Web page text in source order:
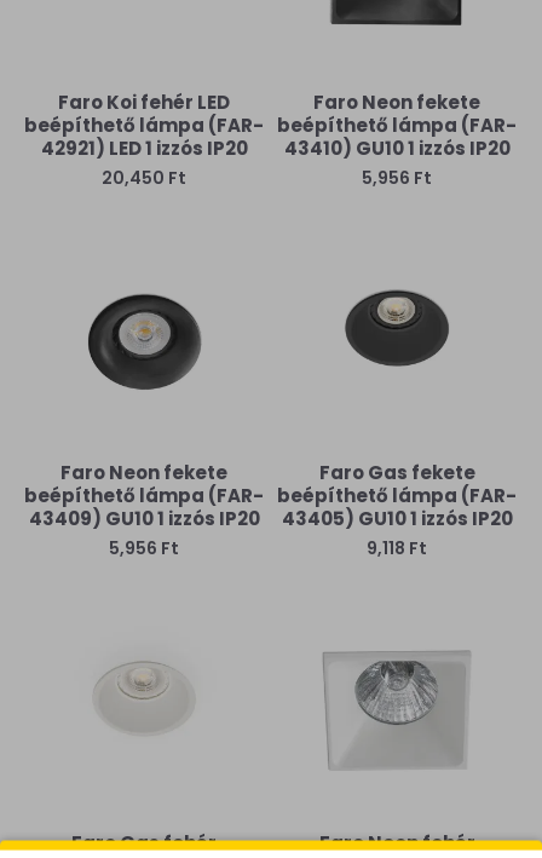
Faro Koi fehér LED
beépíthető lámpa (FAR-
42921) LED 1 izzós IP20
20,450 Ft
Faro Neon fekete
beépíthető lámpa (FAR-
43410) GU10 1 izzós IP20
5,956 Ft
Faro Neon fekete
beépíthető lámpa (FAR-
43409) GU10 1 izzós IP20
5,956 Ft
Faro Gas fekete
beépíthető lámpa (FAR-
43405) GU10 1 izzós IP20
9,118 Ft
Faro Gas fehér
Faro Neon fehér